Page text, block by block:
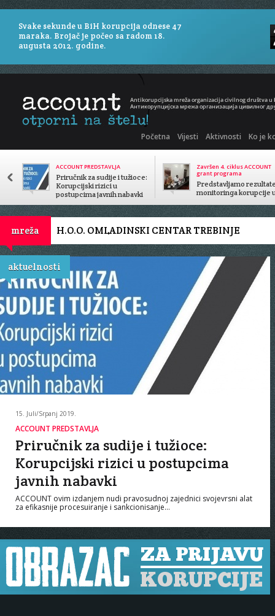
Svake sekunde u BiH korupcija odnese 47
maraka. Brojač je počeo sa radom 18.
augusta 2012. godine.
Početna Vijesti Aktivnosti Ko je
ACCOUNT PREDSTAVLJA
Priručnik za sudije i tužioce:
Korupcijski rizici u
postupcima javnih nabavki
Završen 4. ciklus ACCOUNT
grant programa
Predstavljamo
monitoringa korupcije
mreža H.O.O. OMLADINSKI CENTAR TREBINJE
aktuelnosti
15. Juli/Srpanj 2019.
ACCOUNT PREDSTAVLJA
Priručnik za sudije i tužioce:
Korupcijski rizici u postupcima
javnih nabavki
ACCOUNT ovim izdanjem nudi pravosudnoj zajednici svojevrsni alat
za efikasnije procesuiranje i sankcionisanje…